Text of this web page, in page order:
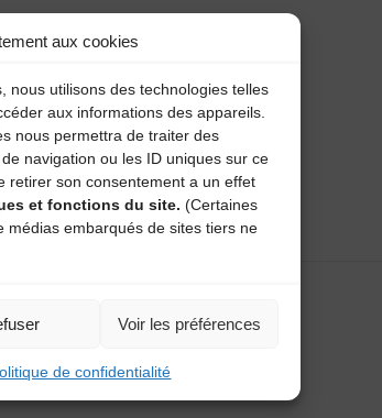
aux cookies
nous utilisons des technologies telles
aux informations des appareils.
nous permettra de traiter des
navigation ou les ID uniques sur ce
retirer son consentement a un effet
et fonctions du site. (Certaines
médias embarqués de sites tiers ne
Voir les préférences
de confidentialité